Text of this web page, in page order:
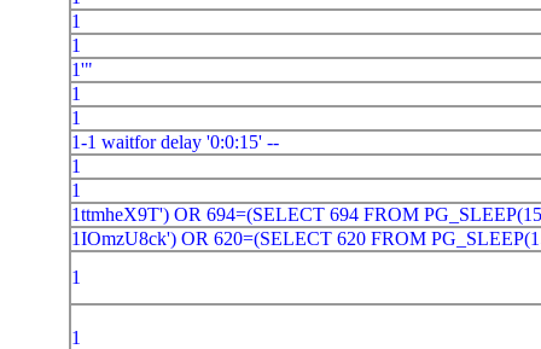
1
1
1'"
1
1
1-1 waitfor delay '0:0:15' --
1
1
1ttmheX9T') OR 694=(SELECT 694 FROM
1IOmzU8ck') OR 620=(SELECT 620 FROM
1
1